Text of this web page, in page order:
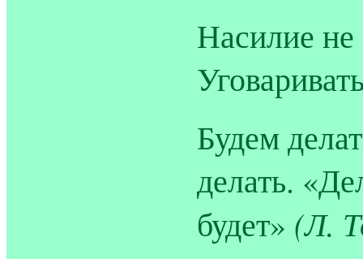
Насилие не
Будем
делать.
будет» (Л.